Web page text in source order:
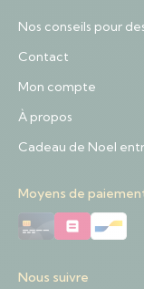
Nos conseils pour
Contact
Mon compte
À propos
Cadeau de Noel
Moyens de
Nous suivre